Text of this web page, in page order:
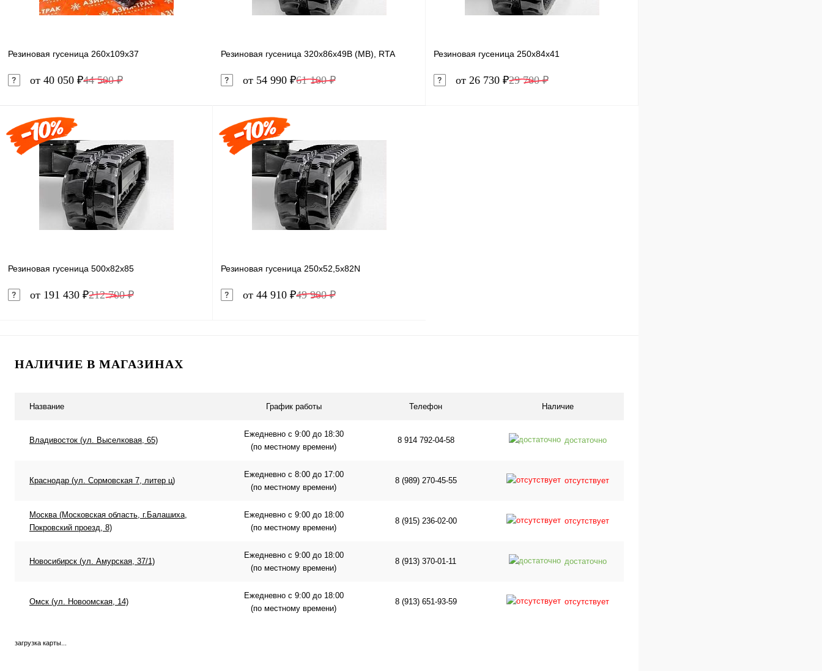
Резиновая гусеница 260x109x37
от 40 050 ₽44 500 ₽
Купить в 1 клик Сравнение
В избранное Под заказ
Резиновая гусеница 320x86x49B (MB), RTA
от 54 990 ₽61 100 ₽
Купить в 1 клик Сравнение
В избранное В наличии
Резиновая гусеница 250x84x41
от 26 730 ₽29 700 ₽
Резиновая гусеница 500x82x85
от 191 430 ₽212 700 ₽
Купить в 1 клик Сравнение
Резиновая гусеница 250x52,5x82N
от 44 910 ₽49 900 ₽
НАЛИЧИЕ В МАГАЗИНАХ
Название График работы Телефон Наличие
Владивосток (ул. Выселковая, 65)
Ежедневно с 9:00 до 18:30
(по местному времени)
8 914 792-04-58 достаточно
Краснодар (ул. Сормовская 7, литер ц)
Ежедневно с 8:00 до 17:00
(по местному времени)
8 (989) 270-45-55 отсутствует
Москва (Московская область, г.Балашиха,
Покровский проезд, 8)
Ежедневно с 9:00 до 18:00
(по местному времени)
8 (915) 236-02-00 отсутствует
Новосибирск (ул. Амурская, 37/1)
Ежедневно с 9:00 до 18:00
(по местному времени)
8 (913) 370-01-11 достаточно
Омск (ул. Новоомская, 14)
Ежедневно с 9:00 до 18:00
(по местному времени)
8 (913) 651-93-59 отсутствует
загрузка карты...